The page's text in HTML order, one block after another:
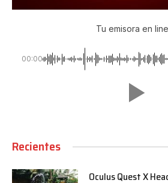
Tu emisora en
00:00
Recientes
Oculus Quest X